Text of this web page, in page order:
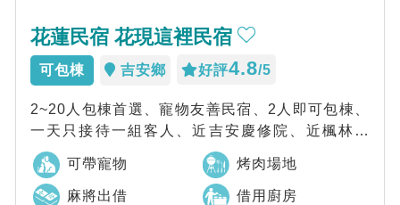
花蓮民宿 花現這裡民宿
可包棟 吉安鄉 好評4.8/5
2~20人包棟首選、寵物友善民宿、2人即可包棟、
一天只接待一組客人、近吉安慶修院、近楓林步
道，花現這裡民宿鄉村的佈置，是充滿理想的...
可帶寵物 烤肉場地
麻將出借 借用廚房